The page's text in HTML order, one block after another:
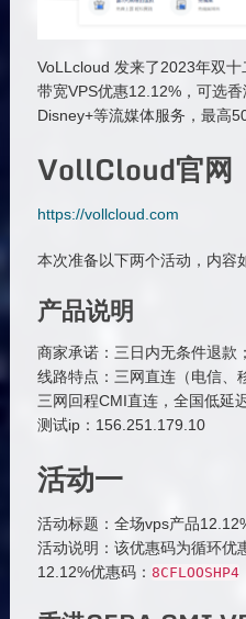
VoLLcloud 发来了2023年双
带宽VPS优惠12.12%，可选
Disney+等流媒体服务，最高
VollCloud官网
https://vollcloud.com
本次准备以下两个活动，内容
产品说明
商家承诺：三日内无条件退款；
线路特点：三网直连（电信、
三网回程CMI直连，全国低延
测试ip：156.251.179.10
活动一
活动标题：全场vps产品
活动说明：该优惠码为循环优
12.12%优惠码： 8CFLOOSHP4